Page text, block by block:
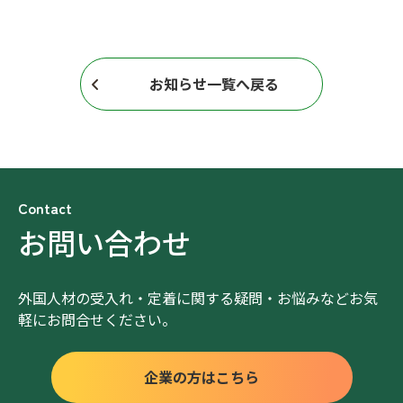
お知らせ一覧へ戻る
Contact
お問い合わせ
外国人材の受入れ・定着に関する疑問・お悩みなどお気
軽にお問合せください。
企業の方はこちら